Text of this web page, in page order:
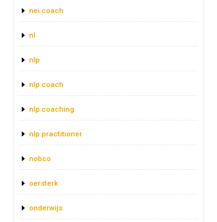
nei coach
nl
nlp
nlp coach
nlp coaching
nlp practitioner
nobco
oersterk
onderwijs